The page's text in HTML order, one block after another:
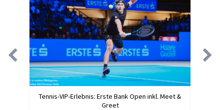
Tennis-VIP-Erlebnis: Erste Bank Open inkl. Meet &
Greet